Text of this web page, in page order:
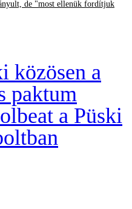
de "most ellenük fordítjuk
közösen a
paktum
a Püski